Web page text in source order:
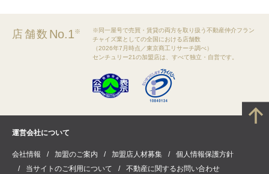
店舗数 No.1※
※同一屋号で売買・賃貸の両方を取り扱う不動産仲介フラン
チャイズ業としての全国における店舗数
（2026年7月時点／東京商工リサーチ調べ）
センチュリー21の加盟店は、すべて独立・自営です。
運営会社について
会社情報 加盟のご案内 加盟店人材募集
個人情報保護方針
当サイトのご利用について
不動産に関するお問い合わせ